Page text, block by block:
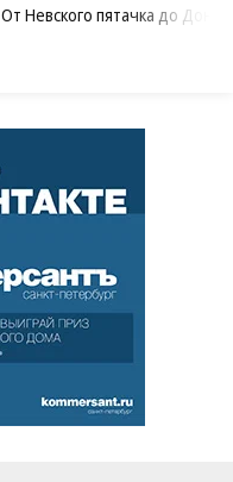
От Невского пятачка до